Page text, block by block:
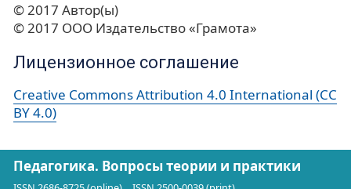
© 2017 Автор(ы)
© 2017 ООО Издательство «Грамота»
Лицензионное соглашение
Creative Commons Attribution 4.0 International (CC
BY 4.0)
Педагогика. Вопросы теории и практики